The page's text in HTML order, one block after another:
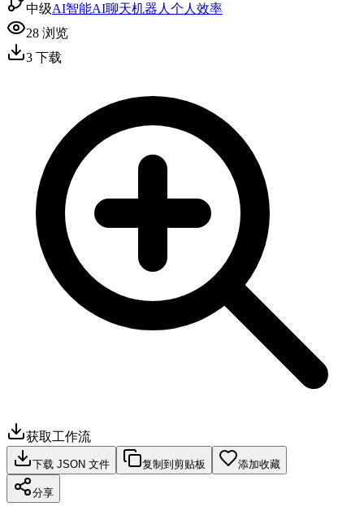
中级AI智能AI聊天机器人 个人效率
28 浏览
3 下载
获取工作流
下载 JSON 文件 复制到剪贴板 添加收藏
分享